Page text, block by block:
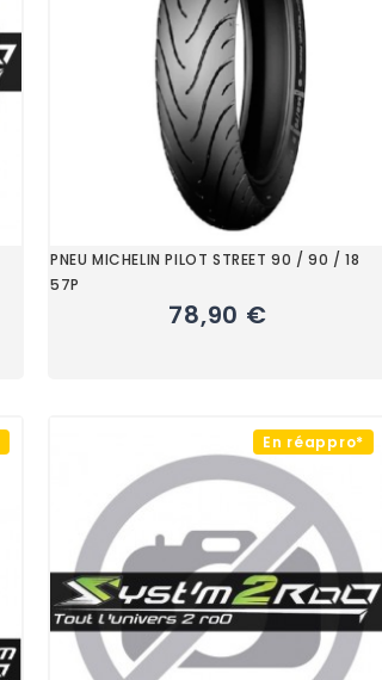
PNEU MICHELIN PILOT STREET 90 / 90 / 18
57P
78,90 €
En réappro*